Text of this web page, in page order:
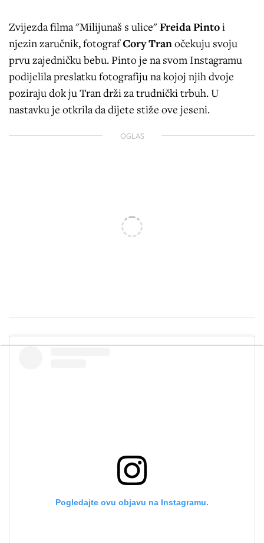
Zvijezda filma "Milijunaš s ulice"Freida Pintoi
njezin zaručnik, fotografCory Tranočekuju svoju
prvu zajedničku bebu. Pinto je na svom Instagramu
podijelila preslatku fotografiju na kojoj njih dvoje
poziraju dok ju Tran drži za trudnički trbuh. U
nastavku je otkrila da dijete stiže ove jeseni.
OGLAS
Pogledajte ovu objavu na Instagramu.